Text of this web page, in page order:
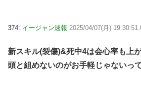
374: イージャン速報 2025/04/07(月)
新スキル(裂傷)&死中4は会心率も上
頭と組めないのがお手軽じゃないっ